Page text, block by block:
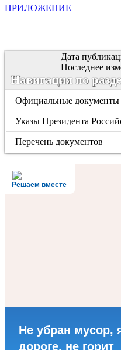
ПРИЛОЖЕНИЕ
Дата
Последнее
Навигация по
Официальные документы
Указы Президента
Перечень документов
Решаем вместе
Не убран мусор,
дороге, не горит